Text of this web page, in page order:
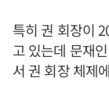
특히 권 회장이
고 있는데 문재
서 권 회장 체제